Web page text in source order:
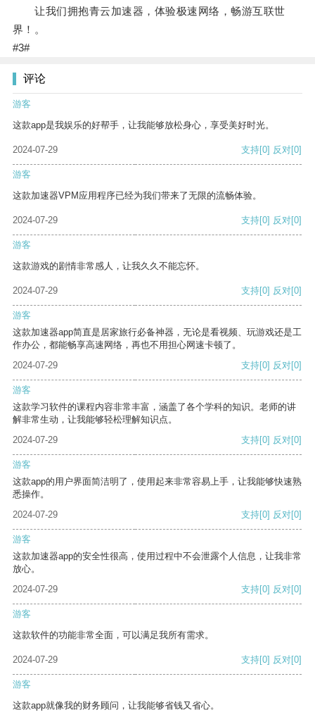
让我们拥抱青云加速器，体验极速网络，畅游互联世
界！。
#3#
评论
游客
这款app是我娱乐的好帮手，让我能够放松身心，享受美好时光。
2024-07-29 支持[0] 反对[0]
游客
这款加速器VPM应用程序已经为我们带来了无限的流畅体验。
2024-07-29 支持[0] 反对[0]
游客
这款游戏的剧情非常感人，让我久久不能忘怀。
2024-07-29 支持[0] 反对[0]
游客
这款加速器app简直是居家旅行必备神器，无论是看视频、玩游戏还是工
作办公，都能畅享高速网络，再也不用担心网速卡顿了。
2024-07-29
支持[0] 反对[0]
游客
这款学习软件的课程内容非常丰富，涵盖了各个学科的知识。老师的讲
解非常生动，让我能够轻松理解知识点。
2024-07-29
支持[0] 反对[0]
游客
这款app的用户界面简洁明了，使用起来非常容易上手，让我能够快速熟
悉操作。
2024-07-29
支持[0] 反对[0]
游客
这款加速器app的安全性很高，使用过程中不会泄露个人信息，让我非常
放心。
2024-07-29
支持[0] 反对[0]
游客
这款软件的功能非常全面，可以满足我所有需求。
2024-07-29 支持[0] 反对[0]
游客
这款app就像我的财务顾问，让我能够省钱又省心。